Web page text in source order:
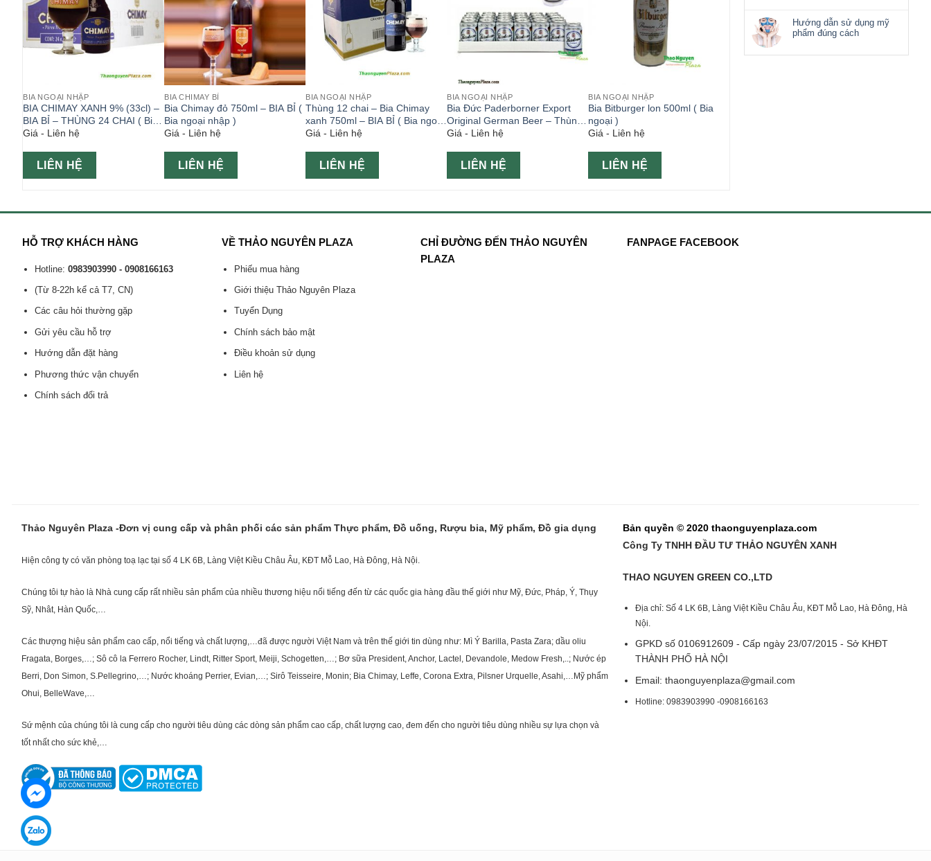
Hướng dẫn sử dụng mỹ
phẩm đúng cách
BIA NGOẠI NHẬP
BIA CHIMAY XANH 9% (33cl) –
BIA BỈ – THÙNG 24 CHAI ( Bia
ngoại )
Giá - Liên hệ
LIÊN HỆ
BIA CHIMAY BỈ
Bia Chimay đỏ 750ml – BIA BỈ (
Bia ngoại nhập )
Giá - Liên hệ
LIÊN HỆ
BIA NGOẠI NHẬP
Thùng 12 chai – Bia Chimay
xanh 750ml – BIA BỈ ( Bia ngoại
nhập )
Giá - Liên hệ
LIÊN HỆ
BIA NGOẠI NHẬP
Bia Đức Paderborner Export
Original German Beer – Thùng
24 lon 330ml
Giá - Liên hệ
LIÊN HỆ
BIA NGOẠI NHẬP
Bia Bitburger lon 500ml ( Bia
ngoại )
Giá - Liên hệ
LIÊN HỆ
HỖ TRỢ KHÁCH HÀNG
Hotline: 0983903990 - 0908166163
(Từ 8-22h kể cả T7, CN)
Các câu hỏi thường gặp
Gửi yêu cầu hỗ trợ
Hướng dẫn đặt hàng
Phương thức vận chuyển
Chính sách đổi trả
VỀ THẢO NGUYÊN PLAZA
Phiếu mua hàng
Giới thiệu Thảo Nguyên Plaza
Tuyển Dụng
Chính sách bảo mật
Điều khoản sử dụng
Liên hệ
CHỈ ĐƯỜNG ĐẾN THẢO NGUYÊN
PLAZA
FANPAGE FACEBOOK
Thảo Nguyên Plaza -Đơn vị cung cấp và phân phối các sản phẩm Thực phẩm, Đồ uống, Rượu bia, Mỹ phẩm, Đồ gia dụng
Hiện công ty có văn phòng toạ lạc tại số 4 LK 6B, Làng Việt Kiều Châu Âu, KĐT Mỗ Lao, Hà Đông, Hà Nội.
Chúng tôi tự hào là Nhà cung cấp rất nhiều sản phẩm của nhiều thương hiệu nổi tiếng đến từ các quốc gia hàng đầu thế giới như Mỹ, Đức, Pháp, Ý, Thụy
Sỹ, Nhât, Hàn Quốc,…
Các thượng hiệu sản phẩm cao cấp, nổi tiếng và chất lượng,…đã được người Việt Nam và trên thế giới tin dùng như: Mì Ý Barilla, Pasta Zara; dầu oliu
Fragata, Borges,…; Sô cô la Ferrero Rocher, Lindt, Ritter Sport, Meiji, Schogetten,…; Bơ sữa President, Anchor, Lactel, Devandole, Medow Fresh,..; Nước ép
Berri, Don Simon, S.Pellegrino,…; Nước khoáng Perrier, Evian,…; Sirô Teisseire, Monin; Bia Chimay, Leffe, Corona Extra, Pilsner Urquelle, Asahi,…Mỹ phẩm
Ohui, BelleWave,…
Sứ mệnh của chúng tôi là cung cấp cho người tiêu dùng các dòng sản phẩm cao cấp, chất lượng cao, đem đến cho người tiêu dùng nhiều sự lựa chọn và
tốt nhất cho sức khẻ,…
Bản quyền © 2020 thaonguyenplaza.com
Công Ty TNHH ĐẦU TƯ THẢO NGUYÊN XANH
THAO NGUYEN GREEN CO.,LTD
Địa chỉ: Số 4 LK 6B, Làng Việt Kiều Châu Âu, KĐT Mỗ Lao, Hà Đông, Hà
Nội.
GPKD số 0106912609 - Cấp ngày 23/07/2015 - Sở KHĐT
THÀNH PHỐ HÀ NỘI
Email:thaonguyenplaza@gmail.com
Hotline: 0983903990 -0908166163